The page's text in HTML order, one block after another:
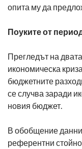
опита му да
Поуките от
Прегледът на
икономическа
бюджетните
се случва заради
новия бюджет.
В обобщение
референтни